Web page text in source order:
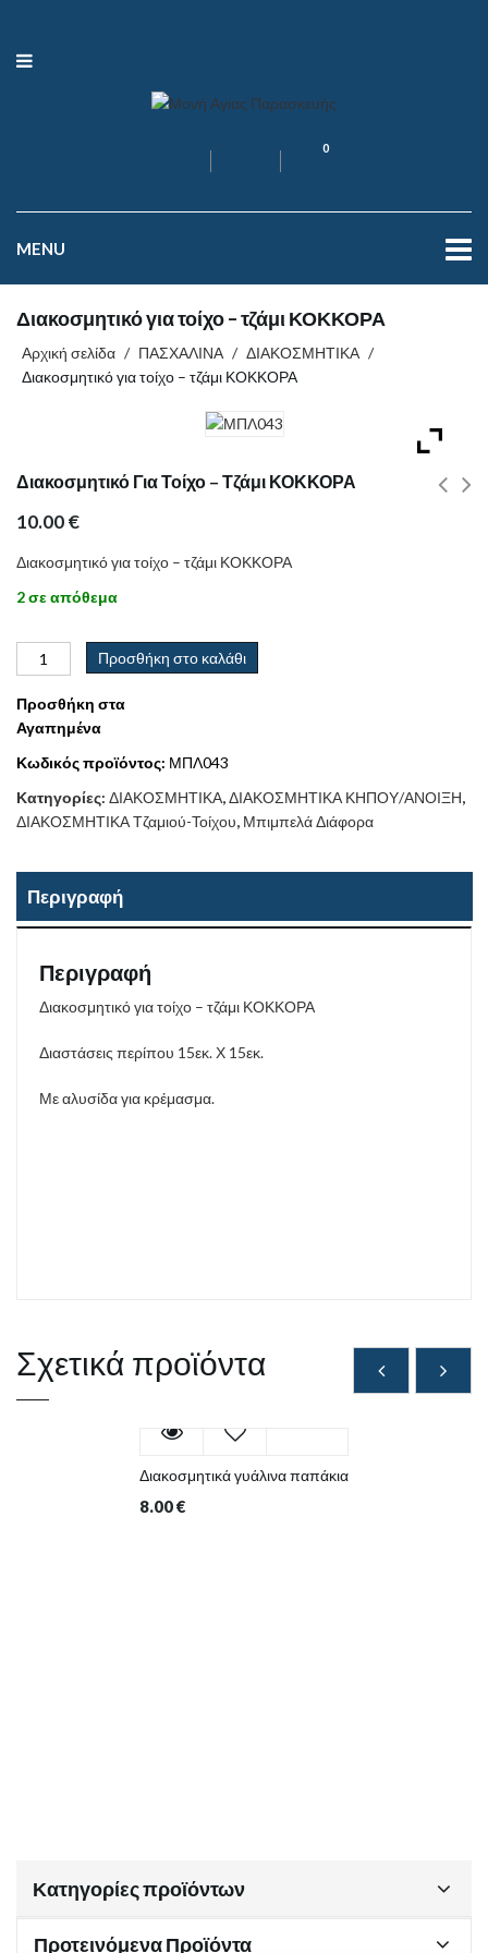
0
MENU
Διακοσμητικό για τοίχο – τζάμι ΚΟΚΚΟΡΑ
Αρχική σελίδα / ΠΑΣΧΑΛΙΝΑ / ΔΙΑΚΟΣΜΗΤΙΚΑ /
Διακοσμητικό για τοίχο – τζάμι ΚΟΚΚΟΡΑ
Διακοσμητικό Για Τοίχο – Τζάμι ΚΟΚΚΟΡΑ
10.00€
Διακοσμητικό για τοίχο – τζάμι ΚΟΚΚΟΡΑ
2 σε απόθεμα
Προσθήκη στο καλάθι
Προσθήκη στα
Αγαπημένα
Κωδικός προϊόντος: ΜΠΛ043
Κατηγορίες: ΔΙΑΚΟΣΜΗΤΙΚΑ,ΔΙΑΚΟΣΜΗΤΙΚΑ ΚΗΠΟΥ/ΑΝΟΙΞΗ,
ΔΙΑΚΟΣΜΗΤΙΚΑ Τζαμιού-Τοίχου, Μπιμπελά Διάφορα
Περιγραφή
Περιγραφή
Διακοσμητικό για τοίχο – τζάμι ΚΟΚΚΟΡΑ
Διαστάσεις περίπου 15εκ. Χ 15εκ.
Με αλυσίδα για κρέμασμα.
Σχετικά προϊόντα
Διακοσμητικά γυάλινα παπάκια
8.00€
Κατηγορίες προϊόντων
Προτεινόμενα Προϊόντα